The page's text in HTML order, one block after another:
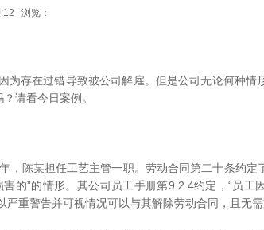
浏览：
存在过错导致被公司解雇。但是公司无论何种情
请看今日案例。
陈某担任工艺主管一职。劳动合同第二十条约定
的”的情形。其公司员工手册第9.2.4约定，“员工
重警告并可视情况可以与其解除劳动合同，且无